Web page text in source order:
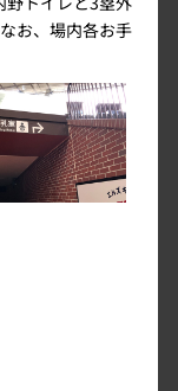
お、場内各お手